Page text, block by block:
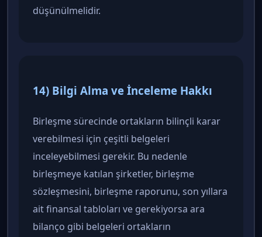
düşünülmelidir.
14) Bilgi Alma ve İnceleme Hakkı
Birleşme sürecinde ortakların bilinçli karar
verebilmesi için çeşitli belgeleri
inceleyebilmesi gerekir. Bu nedenle
birleşmeye katılan şirketler, birleşme
sözleşmesini, birleşme raporunu, son yıllara
ait finansal tabloları ve gerekiyorsa ara
bilanço gibi belgeleri ortakların